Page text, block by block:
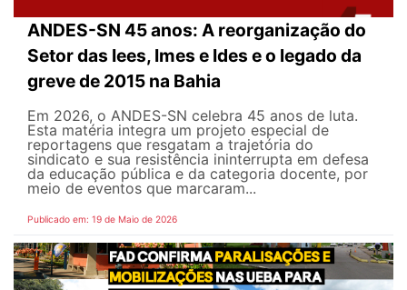
ANDES-SN 45 anos: A reorganização do
Setor das Iees, Imes e Ides e o legado da
greve de 2015 na Bahia
Em 2026, o ANDES-SN celebra 45 anos de luta.
Esta matéria integra um projeto especial de
reportagens que resgatam a trajetória do
sindicato e sua resistência ininterrupta em defesa
da educação pública e da categoria docente, por
meio de eventos que marcaram...
Publicado em: 19 de Maio de 2026